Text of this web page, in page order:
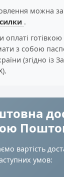
можна
.
оплаті
з собою
(згідно із
вартість
умов: